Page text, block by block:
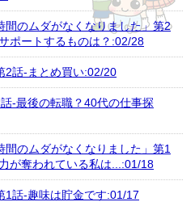
間のムダがなくなりました」第2
ポートするものは？:02/28
2話-まとめ買い:02/20
-最後の転職？40代の仕事探
間のムダがなくなりました」第1
が奪われている私は...:01/18
1話-趣味は貯金です:01/17